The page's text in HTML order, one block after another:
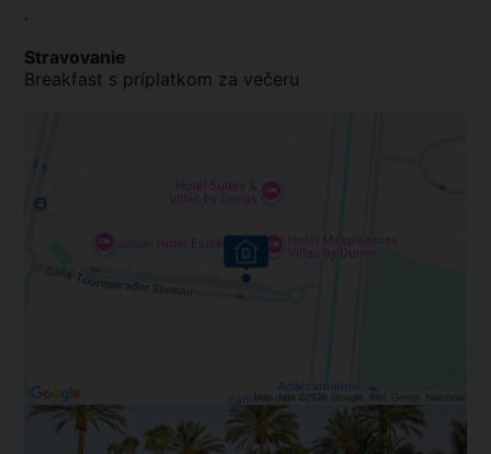
.
Stravovanie
Breakfast s príplatkom za večeru